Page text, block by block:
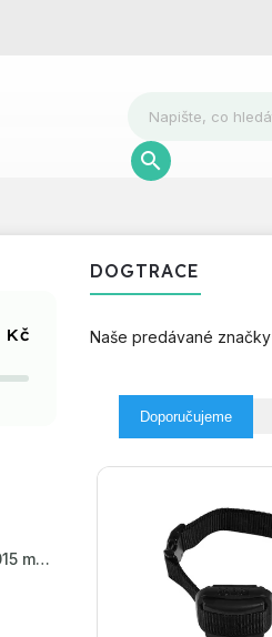
Kč
Skříňka pro rozdělovače 1015 mm - nadomítková
DOGTRACE
Naše predávané značky
Doporučujeme